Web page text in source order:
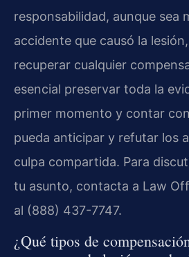
responsabilidad, aunque sea
accidente que causó la
recuperar cualquier
esencial preservar toda la
primer momento y contar
pueda anticipar y refutar los
culpa compartida. Para
tu asunto, contacta a Law
al (888) 437-7747.
¿Qué tipos de